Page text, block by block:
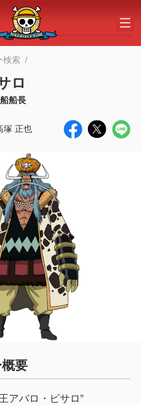
キップする
検索
ロ
船長
塚 正也
要
アバロ・ピサロ”